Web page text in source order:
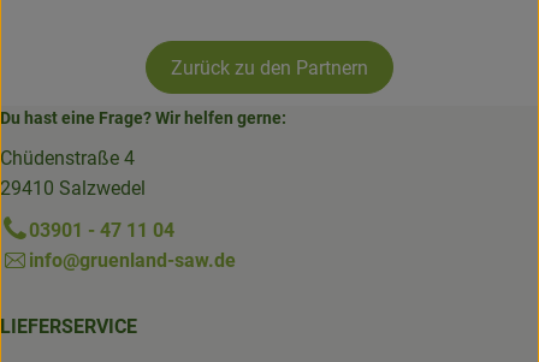
Zurück zu den Partnern
Du hast eine Frage? Wir helfen gerne:
Chüdenstraße 4
29410 Salzwedel
03901 - 47 11 04
info@gruenland-saw.de
LIEFERSERVICE